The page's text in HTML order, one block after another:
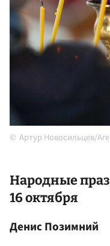
Артур Новосильцев/
Народные
16 октября
Денис Позимний